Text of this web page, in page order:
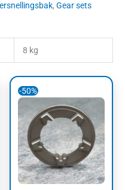
, Gear sets
8 kg
-50%
was:
€185,00.
is:
€92,49.